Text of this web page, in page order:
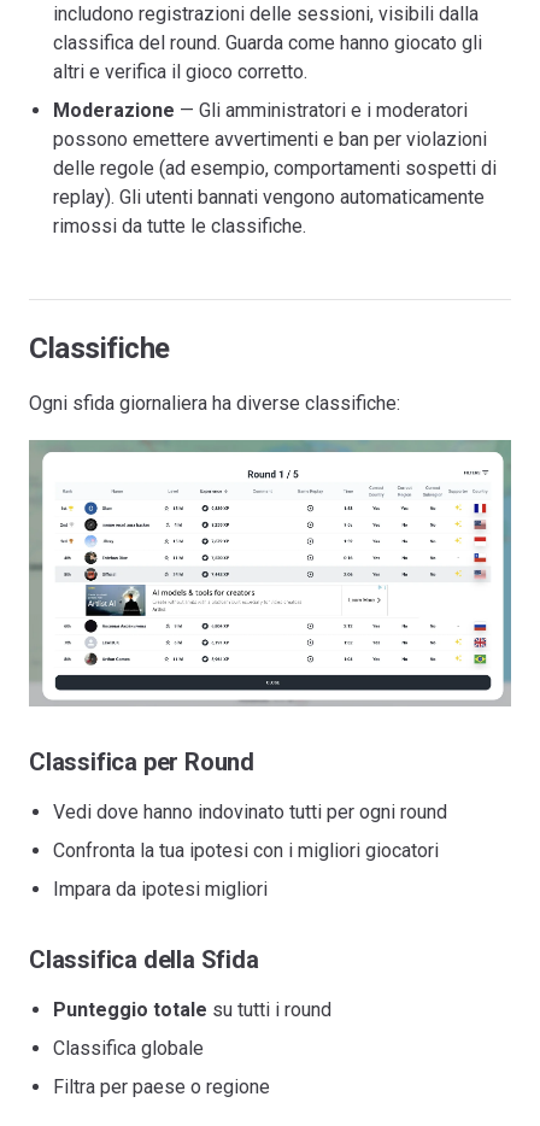
includono registrazioni delle sessioni, visibili dalla
classifica del round. Guarda come hanno giocato gli
altri e verifica il gioco corretto.
Moderazione — Gli amministratori e i moderatori
possono emettere avvertimenti e ban per violazioni
delle regole (ad esempio, comportamenti sospetti di
replay). Gli utenti bannati vengono automaticamente
rimossi da tutte le classifiche.
Classifiche
Ogni sfida giornaliera ha diverse classifiche:
Classifica per Round
Vedi dove hanno indovinato tutti per ogni round
Confronta la tua ipotesi con i migliori giocatori
Impara da ipotesi migliori
Classifica della Sfida
Punteggio totale su tutti i round
Classifica globale
Filtra per paese o regione